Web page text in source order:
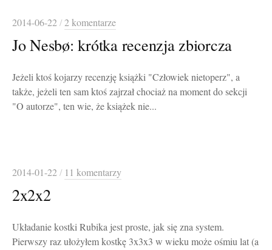
2014-06-22/2 komentarze
Jo Nesbø: krótka recenzja zbiorcza
Jeżeli ktoś kojarzy recenzję książki "Człowiek nietoperz", a
także, jeżeli ten sam ktoś zajrzał chociaż na moment do sekcji
"O autorze", ten wie, że książek nie...
2014-01-22/ 11 komentarzy
2x2x2
Układanie kostki Rubika jest proste, jak się zna system.
Pierwszy raz ułożyłem kostkę 3x3x3 w wieku może ośmiu lat (a